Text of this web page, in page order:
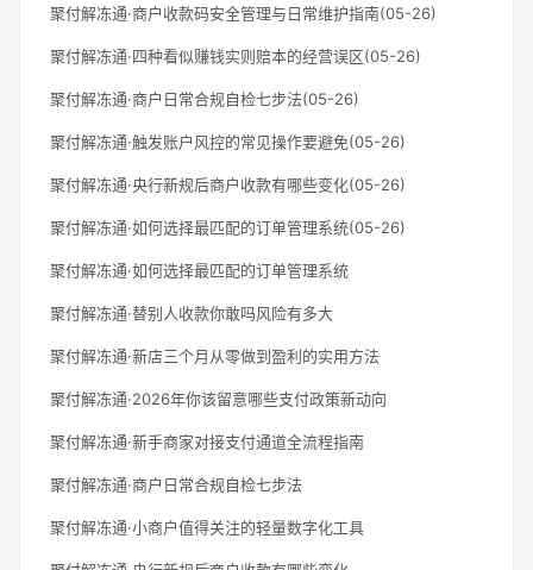
聚付解冻通·商户收款码安全管理与日常维护指南(05-26)
聚付解冻通·四种看似赚钱实则赔本的经营误区(05-26)
聚付解冻通·商户日常合规自检七步法(05-26)
聚付解冻通·触发账户风控的常见操作要避免(05-26)
聚付解冻通·央行新规后商户收款有哪些变化(05-26)
聚付解冻通·如何选择最匹配的订单管理系统(05-26)
聚付解冻通·如何选择最匹配的订单管理系统
聚付解冻通·替别人收款你敢吗风险有多大
聚付解冻通·新店三个月从零做到盈利的实用方法
聚付解冻通·2026年你该留意哪些支付政策新动向
聚付解冻通·新手商家对接支付通道全流程指南
聚付解冻通·商户日常合规自检七步法
聚付解冻通·小商户值得关注的轻量数字化工具